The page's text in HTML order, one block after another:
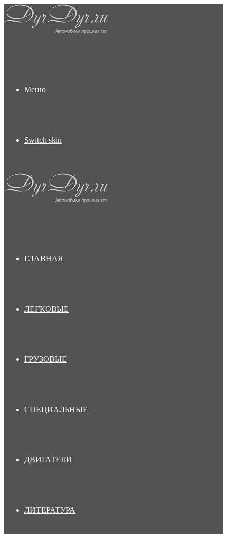
Меню
Switch skin
ГЛАВНАЯ
ЛЕГКОВЫЕ
ГРУЗОВЫЕ
СПЕЦИАЛЬНЫЕ
ДВИГАТЕЛИ
ЛИТЕРАТУРА